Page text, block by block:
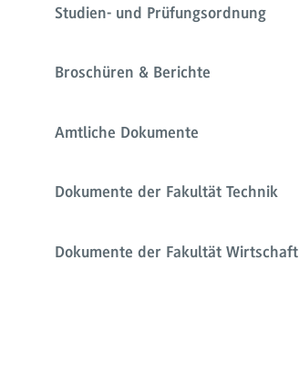
Studien- und Prüfungsordnung
Broschüren & Berichte
Amtliche Dokumente
Dokumente der Fakultät Technik
Dokumente der Fakultät Wirtschaft